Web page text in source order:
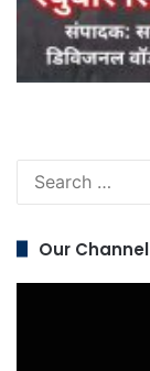
Our Channel